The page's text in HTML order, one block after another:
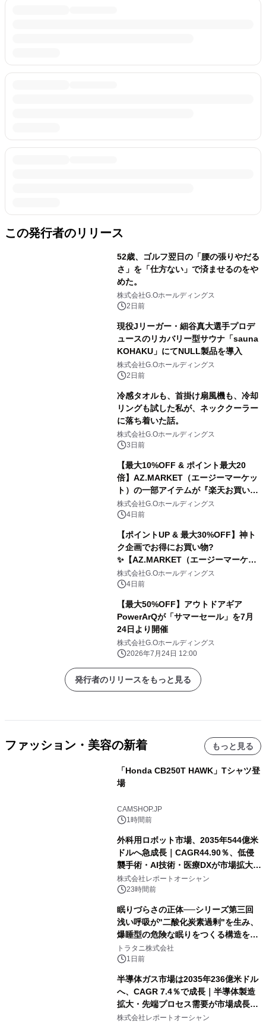
この発行者のリリース
52歳、ゴルフ翌日の「腰の張りやだる
さ」を「仕方ない」で済ませるのをや
めた。
株式会社G.Oホールディングス
2日前
現役Jリーガー・細谷真大選手プロデ
ュースのリカバリー型サウナ「sauna
KOHAKU」にてNULL製品を導入
株式会社G.Oホールディングス
2日前
冷感タオルも、首掛け扇風機も、冷却
リングも試した私が、ネッククーラー
に落ち着いた話。
株式会社G.Oホールディングス
3日前
【最大10%OFF & ポイント最大20
倍】AZ.MARKET（エージーマーケッ
ト）の一部アイテムが『楽天お買い物
マラソン』でお得に！
株式会社G.Oホールディングス
4日前
【ポイントUP & 最大30%OFF】神ト
ク企画でお得にお買い物?️
✨【AZ.MARKET（エージーマーケッ
ト）】
株式会社G.Oホールディングス
4日前
【最大50%OFF】アウトドアギア
PowerArQが「サマーセール」を7月
24日より開催
株式会社G.Oホールディングス
2026年7月24日 12:00
発行者のリリースをもっと見る
ファッション・美容の新着 もっと見る
「Honda CB250T HAWK」Tシャツ登
場
CAMSHOP.JP
1時間前
外科用ロボット市場、2035年544億米
ドルへ急成長｜CAGR44.90％、低侵
襲手術・AI技術・医療DXが市場拡大を
牽引
株式会社レポートオーシャン
23時間前
眠りづらさの正体──シリーズ第三回
浅い呼吸が"二酸化炭素過剰"を生み、
爆睡型の危険な眠りをつくる構造を解
説
トラタニ株式会社
1日前
半導体ガス市場は2035年236億米ドル
へ、CAGR 7.4％で成長｜半導体製造
拡大・先端プロセス需要が市場成長を
加速
株式会社レポートオーシャン